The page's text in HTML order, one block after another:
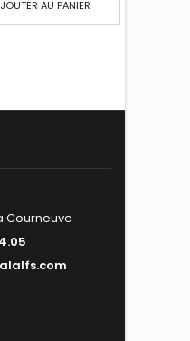
AU PANIER
Courneuve